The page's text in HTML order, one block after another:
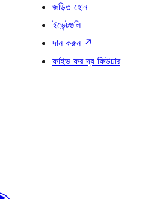
জড়িত হোন
ইভেন্টগুলি
দান করুন ↗
ফাইভ ফর দ্য ফিউচার